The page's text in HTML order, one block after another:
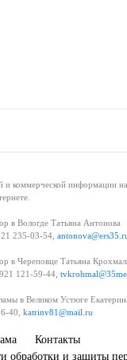
и коммерческой информации на
в Вологде Татьяна Антонова
235-03-54,
в Череповце Татьяна
121-59-44,
в Великом Устюге
40, katrinv81@mail.ru
Контакты
обработки и защиты